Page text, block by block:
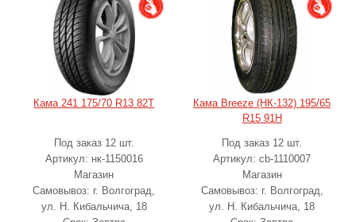
Кама 241 175/70 R13 82T
Под заказ 12 шт.
Артикул: нк-1150016
Магазин
Самовывоз: г. Волгоград,
ул. Н. Кибальчича, 18
Кама Breeze (НК-132) 195/65
R15 91H
Под заказ 12 шт.
Артикул: cb-1110007
Магазин
Самовывоз: г. Волгоград,
ул. Н. Кибальчича, 18